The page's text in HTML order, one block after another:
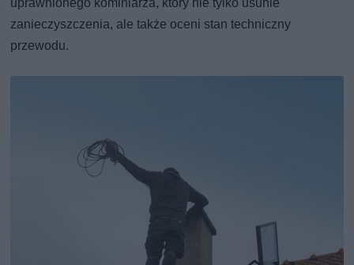
zanieczyszczenia, ale także oceni stan techniczny
przewodu.